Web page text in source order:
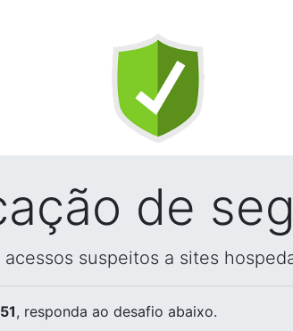
de
suspeitos a sites
, responda ao desafio abaixo.